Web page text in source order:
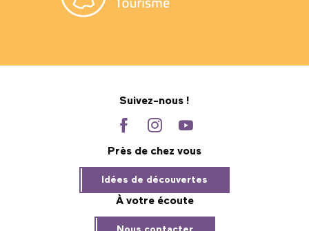
Suivez-nous !
Près de chez vous
Idées de découvertes
À votre écoute